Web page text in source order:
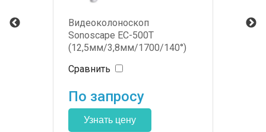
Видеоколоноскоп
Sonoscape EC-500T
(12,5мм/3,8мм/1700/140°)
Сравнить
По запросу